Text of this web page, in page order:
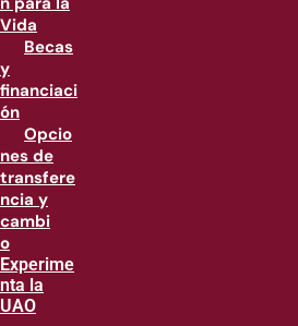
Vida
Becas
y
financiaci
ón
Opcio
nes de
transfere
ncia y
cambi
o
Experime
nta la
UAO